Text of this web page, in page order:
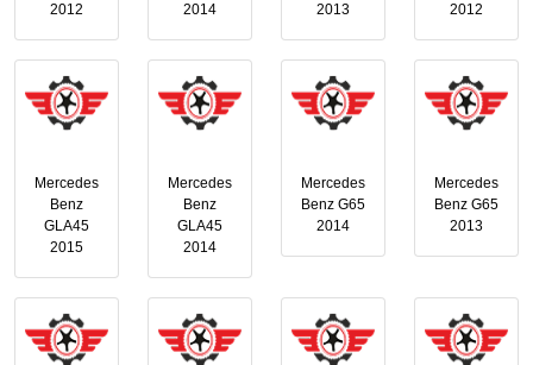
2012
2013
2014
2012
Mercedes
Benz G65
2013
Mercedes
Benz G65
2014
Mercedes
Benz
GLA45
2014
Mercedes
Benz
GLA45
2015